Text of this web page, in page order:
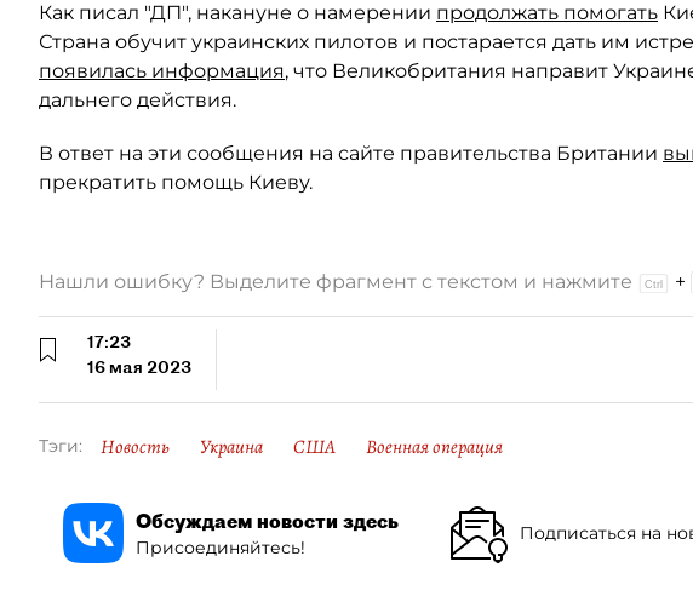
Как писал "ДП", накануне о намерении продолжать помогать
Страна обучит украинских пилотов и постарается дать им
появилась информация, что Великобритания направит
дальнего действия.
В ответ на эти сообщения на сайте правительства Британии
прекратить помощь Киеву.
Нашли ошибку? Выделите фрагмент с текстом и нажмите +
17:23
16 мая 2023
Тэги: Новость Украина США Военная операция
Обсуждаем новости здесь
Присоединяйтесь!
Подписаться на